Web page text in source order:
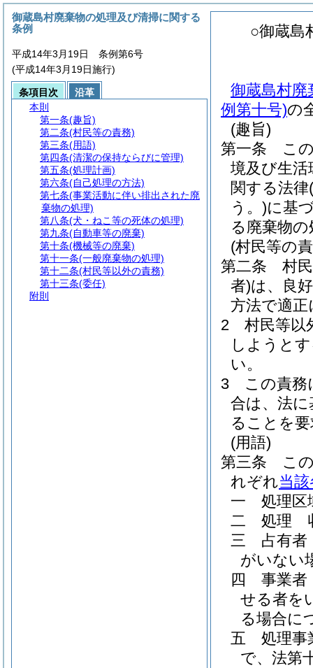
○御蔵島
御蔵島村廃
例第十号)の
(趣旨)
第一条
こ
境及び生
関する法律
う。)に基
る廃棄物
(村民等の
第二条
村
者)は、良
方法で適
2
村民等以
しようと
い。
3
この責務
合は、法
ることを
(用語)
第三条
こ
れぞれ当
一
処理
二
処理
三
占有
がいない
四
事業
せる者を
る場合に
五
処理
で、法第
御蔵島村廃棄物の処理及び清掃に関する
条例
平成14年3月19日 条例第6号
(平成14年3月19日施行)
条項目次
沿革
本則
第一条(趣旨)
第二条(村民等の責務)
第三条(用語)
第四条(清潔の保持ならびに管理)
第五条(処理計画)
第六条(自己処理の方法)
第七条(事業活動に伴い排出された廃
棄物の処理)
第八条(犬・ねこ等の死体の処理)
第九条(自動車等の廃棄)
第十条(機械等の廃棄)
第十一条(一般廃棄物の処理)
第十二条(村民等以外の責務)
第十三条(委任)
附則